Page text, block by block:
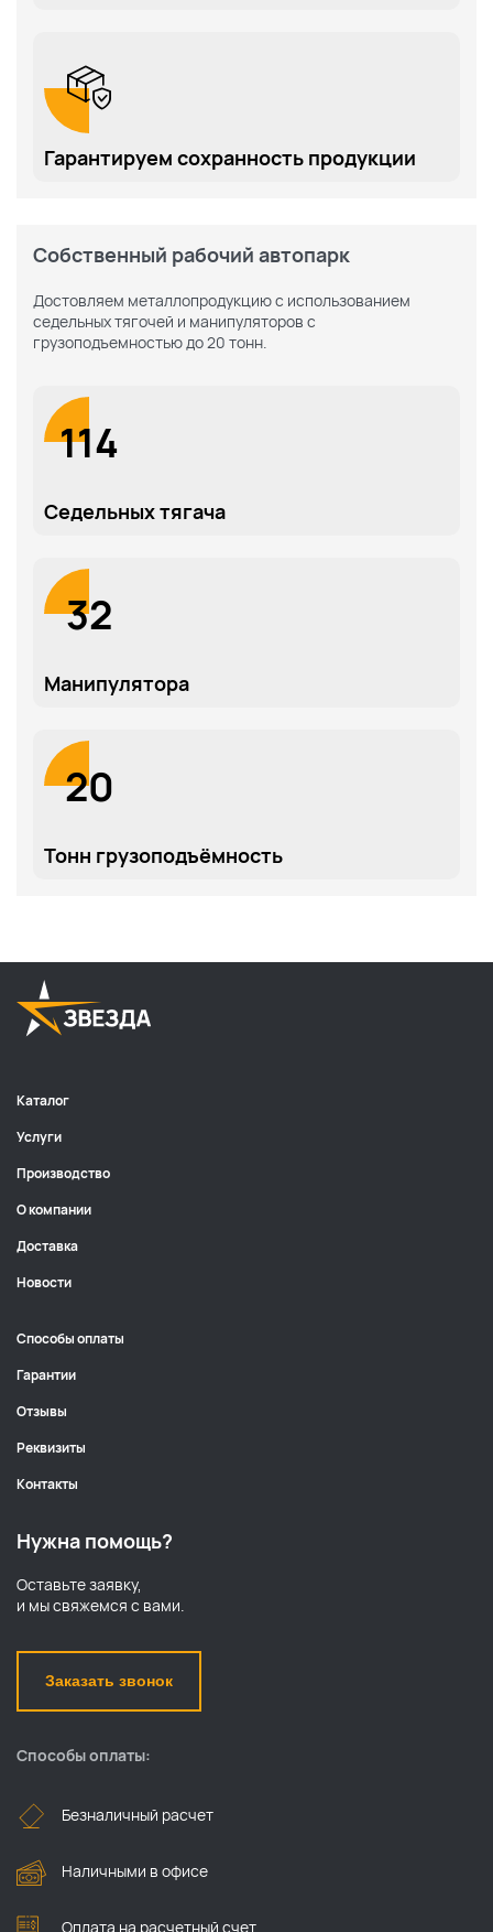
Гарантируем сохранность продукции
Собственный рабочий автопарк
Достовляем металлопродукцию с использованием
седельных тягочей и манипуляторов с
грузоподъемностью до 20 тонн.
114
Седельных тягача
32
Манипулятора
20
Тонн грузоподъёмность
Нужна помощь?
Оставьте заявку,
и мы свяжемся с вами.
Заказать звонок
Каталог
Услуги
Производство
О компании
Доставка
Новости
Способы оплаты
Гарантии
Отзывы
Реквизиты
Контакты
Способы оплаты:
Безналичный расчет
Наличными в офисе
Оплата на расчетный счет
По каталогу